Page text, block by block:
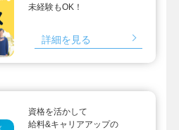
未経験もOK！
詳細を見る
資格を活かして
給料&キャリアアップの